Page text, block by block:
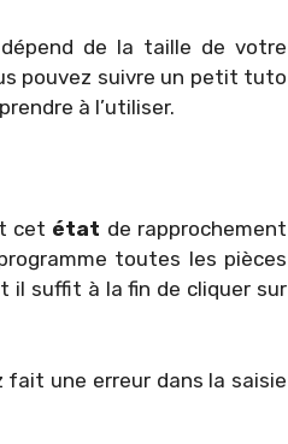
de la taille de votre
pouvez suivre un petit tuto
à l’utiliser.
cet état de rapprochement
toutes les pièces
il suffit à la fin de cliquer sur
fait une erreur dans la saisie